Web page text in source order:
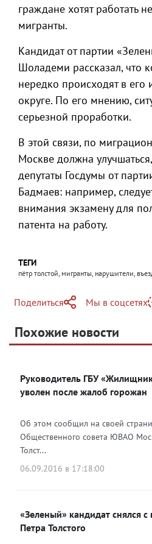
граждане хотят работать
мигранты.
Кандидат от партии
Шоладеми рассказал, что
нередко происходят в его
округе. По его мнению,
серьезной проработки.
В этой связи, по
Москве должна
депутаты Госдумы от
Бадмаев: например,
внимания экзамену для
патента на работу.
ТЕГИ
пётр толстой, мигранты, нарушители,
Поделиться
Telegram
Одноклассники
Мы в соцсетях
Яндекс Дзен
Похожие новости
Руководитель ГБУ
уволен после жалоб горожан
Об этом сообщил на своей
Общественного совета ЮВАО
Толст...
06.09.2016 в 17:18:00
«Зеленый» кандидат снялся
Петра Толстого